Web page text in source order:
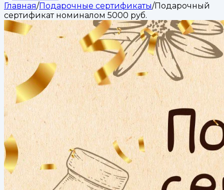
Главная/Подарочные сертификаты/Подарочный
сертификат номиналом 5000 руб.